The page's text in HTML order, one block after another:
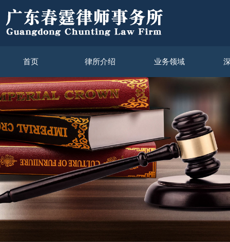
首页 律所介绍 业务领域